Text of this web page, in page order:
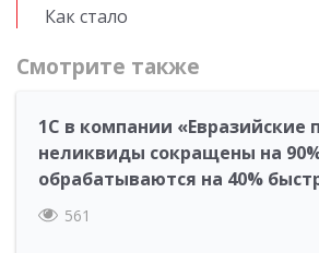
Как стало
Смотрите также
1С в компании «Евразийские
неликвиды сокращены на
обрабатываются на 40%
561